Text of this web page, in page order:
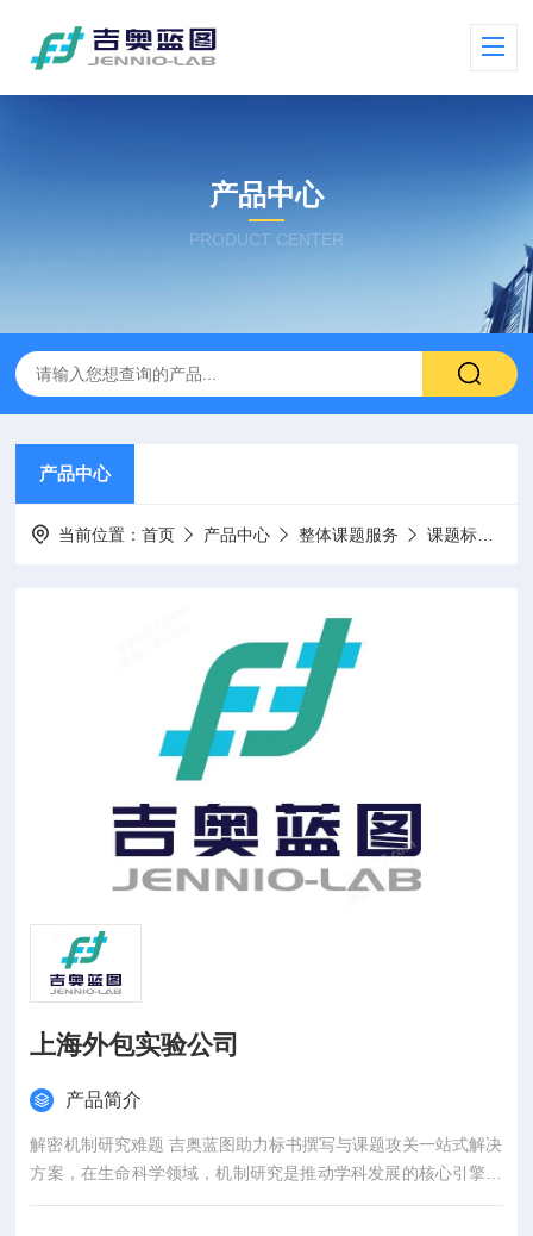
产品中心
PRODUCT CENTER
产品中心
当前位置：首页 产品中心 整体课题服务 课题标书设计项目申报
上海外包实验公司
产品简介
解密机制研究难题 吉奥蓝图助力标书撰写与课题攻关一站式解决
方案，在生命科学领域，机制研究是推动学科发展的核心引擎。
然而，从创新课题设计到高质量标书撰写，从复杂实验实施到科